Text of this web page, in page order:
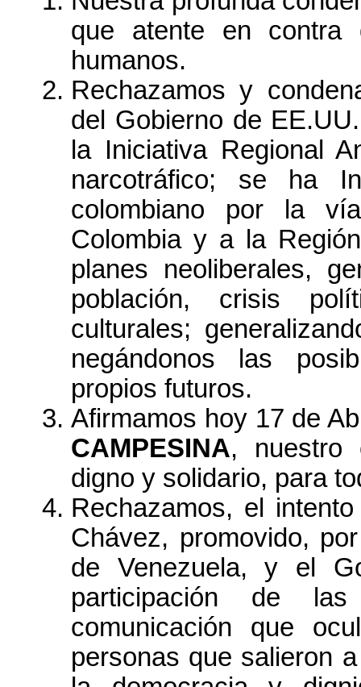
que atente en
humanos.
Rechazamos y
del Gobierno de
la Iniciativa Regional
narcotráfico; se ha
colombiano por la
Colombia y a la
planes neoliberales,
población, crisis
culturales;
negándonos las
propios futuros.
Afirmamos hoy 17 de
CAMPESINA, nuestro
digno y solidario, para
Rechazamos, el
Chávez, promovido,
de Venezuela, y el
participación de las
comunicación que
personas que salieron